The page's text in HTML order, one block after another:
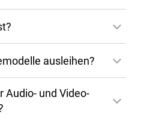
haben nun einen "JGU-
ein Passwort und
Mit einem "JGU-Account
ausleihen?
Audio- und Video-